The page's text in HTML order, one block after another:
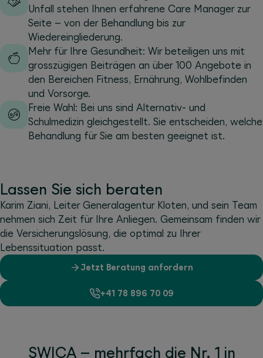
Unfall stehen Ihnen erfahrene Care Manager zur
Seite – von der Behandlung bis zur
Wiedereingliederung.
Mehr für Ihre Gesundheit: Wir beteiligen uns mit
grosszügigen Beiträgen an über 100 Angebote in
den Bereichen Fitness, Ernährung, Wohlbefinden
und Vorsorge.
Freie Wahl: Bei uns sind Alternativ- und
Schulmedizin gleichgestellt. Sie entscheiden, welche
Behandlung für Sie am besten geeignet ist.
Lassen Sie sich beraten
Karim Ziani, Leiter Generalagentur Kloten, und sein Team
nehmen sich Zeit für Ihre Anliegen. Gemeinsam finden wir
die Versicherungslösung, die optimal zu Ihrer
Lebenssituation passt.
Jetzt Beratung anfordern
+41 78 896 70 09
SWICA – mehrfach die Nr. 1 in